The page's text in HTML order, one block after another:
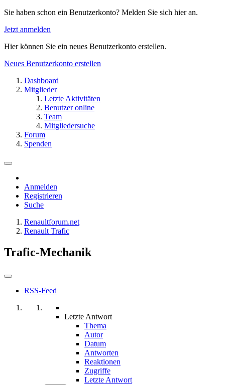
Sie haben schon ein Benutzerkonto? Melden Sie sich hier an.
Jetzt anmelden
Hier können Sie ein neues Benutzerkonto erstellen.
Neues Benutzerkonto erstellen
Dashboard
Mitglieder
Letzte Aktivitäten
Benutzer online
Team
Mitgliedersuche
Forum
Spenden
Anmelden
Registrieren
Suche
Renaultforum.net
Renault Trafic
Trafic-Mechanik
RSS-Feed
Letzte Antwort
Thema
Autor
Datum
Antworten
Reaktionen
Zugriffe
Letzte Antwort